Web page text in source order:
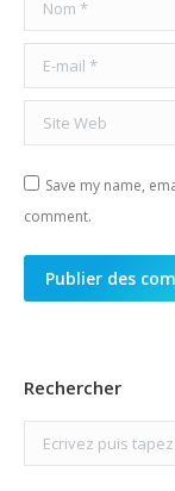
E-mail *
Site Web
Save my name,
comment.
Publier des
Rechercher
Search: